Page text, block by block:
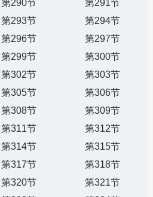
第290节
第291节
第293节
第294节
第296节
第297节
第299节
第300节
第302节
第303节
第305节
第306节
第308节
第309节
第311节
第312节
第314节
第315节
第317节
第318节
第320节
第321节